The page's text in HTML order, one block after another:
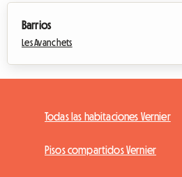
Barrios
Les Avanchets
Todas las habitaciones Vernier
Pisos compartidos Vernier